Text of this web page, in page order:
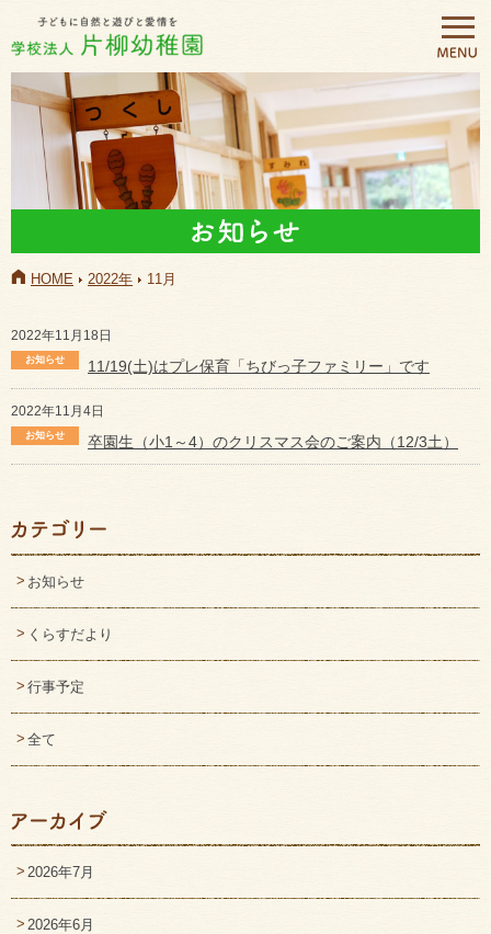
HOME 2022年 11月
2022年11月18日
11/19(土)はプレ保育「ちびっ子ファミリー」です
2022年11月4日
卒園生（小1～4）のクリスマス会のご案内（12/3土）
お知らせ
くらすだより
行事予定
全て
2026年7月
2026年6月